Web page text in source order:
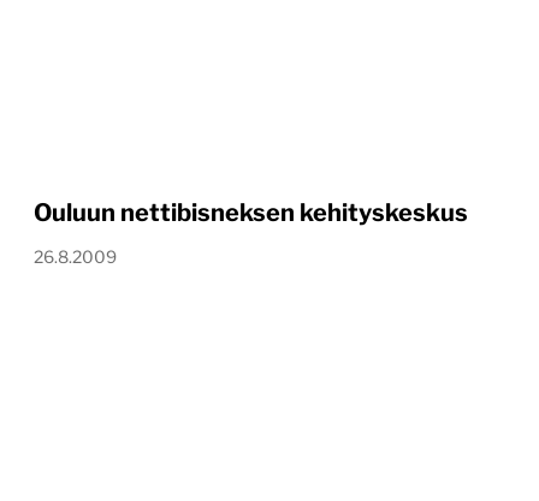
Ouluun nettibisneksen kehityskeskus
26.8.2009